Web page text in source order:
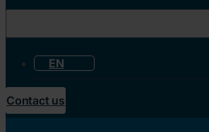
EN
Contact us